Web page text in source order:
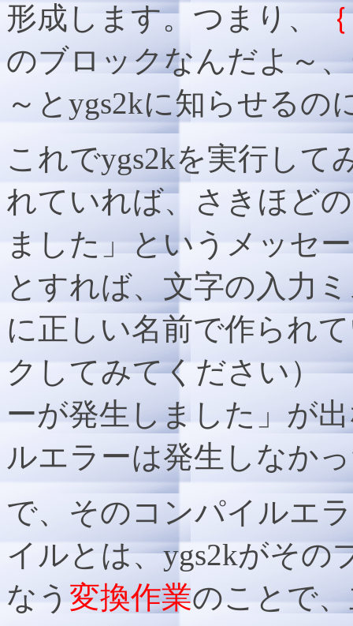
形成します。つまり、
｛
のブロックなんだよ～
～とygs2kに知らせるの
これでygs2kを実行して
れていれば、さきほど
ました」というメッセ
とすれば、文字の入力
に正しい名前で作られ
クしてみてください）
ーが発生しました」が
ルエラーは発生しなか
で、そのコンパイルエ
イルとは、ygs2kがその
なう 変換作業のことで